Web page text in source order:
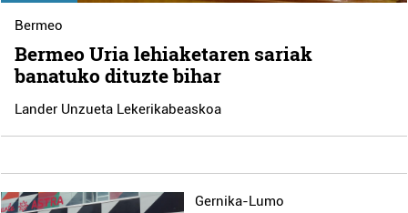
Bermeo
Bermeo Uria lehiaketaren sariak
banatuko dituzte bihar
Lander Unzueta Lekerikabeaskoa
Gernika-Lumo